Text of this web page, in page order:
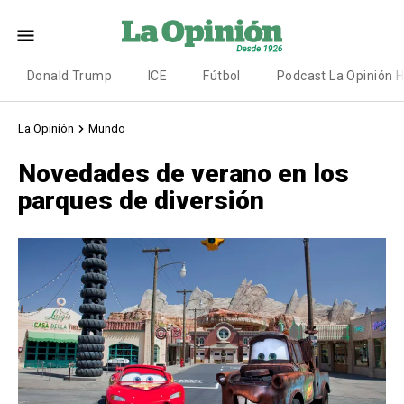
Donald Trump ICE Fútbol Podcast La Opinión
La Opinión Mundo
Novedades de verano en los
parques de diversión